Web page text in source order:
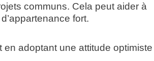
communs. Cela peut aider à
fort.
adoptant une attitude optimiste